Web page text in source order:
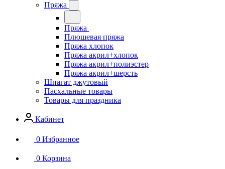
Пряжа
Пряжа
Плюшевая пряжа
Пряжа хлопок
Пряжа акрил+хлопок
Пряжа акрил+полиэстер
Пряжа акрил+шерсть
Шпагат джутовый
Пасхальные товары
Товары для праздника
Кабинет
0 Избранное
0 Корзина